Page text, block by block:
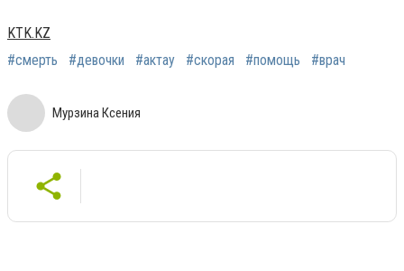
KTK.KZ
#смерть
#девочки #актау #скорая #помощь #врач
Мурзина Ксения